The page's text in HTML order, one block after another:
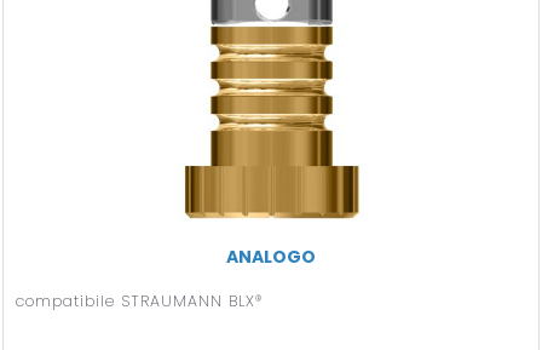
ANALOGO
compatibile STRAUMANN BLX®